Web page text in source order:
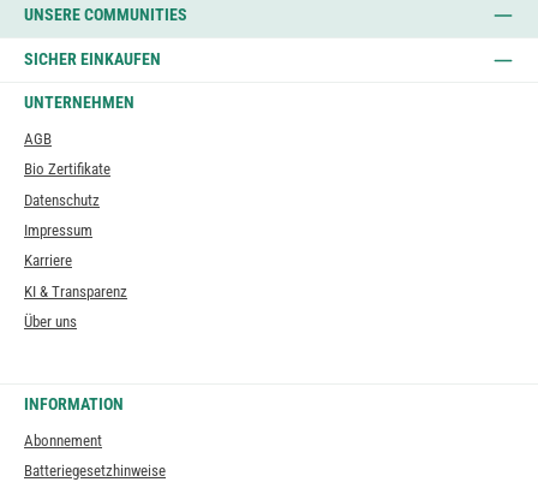
UNSERE COMMUNITIES
SICHER EINKAUFEN
UNTERNEHMEN
AGB
Bio Zertifikate
Datenschutz
Impressum
Karriere
KI & Transparenz
Über uns
INFORMATION
Abonnement
Batteriegesetzhinweise